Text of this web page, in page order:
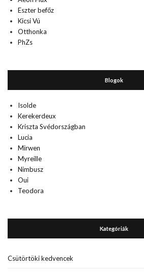
Eszter befőz
Kicsi Vú
Otthonka
PhZs
Blogok
Isolde
Kerekerdeux
Kriszta Svédországban
Lucia
Mirwen
Myreille
Nimbusz
Oui
Teodora
Kategóriák
Csütörtöki kedvencek